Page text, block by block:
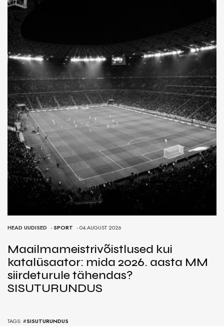
HEAD UUDISED -SPORT - 04.AUGUST 2026
Maailmameistrivõistlused kui
katalüsaator: mida 2026. aasta MM
siirdeturule tähendas?
SISUTURUNDUS
TAGS: #SISUTURUNDUS